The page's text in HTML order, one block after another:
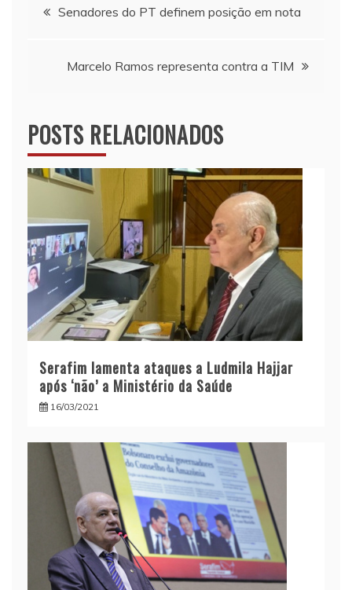
Senadores do PT definem posição em nota
Marcelo Ramos representa contra a TIM
POSTS RELACIONADOS
Serafim lamenta ataques a Ludmila Hajjar
após ‘não’ a Ministério da Saúde
16/03/2021